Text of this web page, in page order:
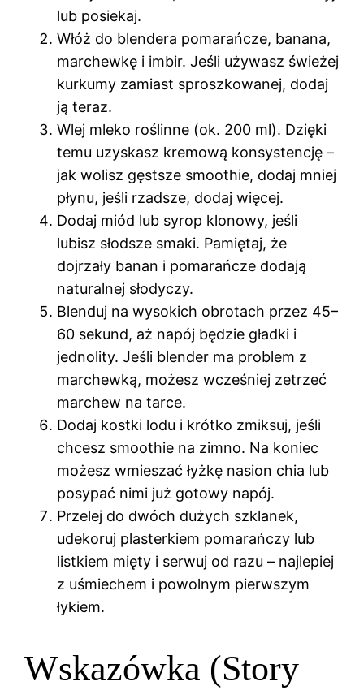
lub posiekaj.
Włóż do blendera pomarańcze, banana,
marchewkę i imbir. Jeśli używasz świeżej
kurkumy zamiast sproszkowanej, dodaj
ją teraz.
Wlej mleko roślinne (ok. 200 ml). Dzięki
temu uzyskasz kremową konsystencję –
jak wolisz gęstsze smoothie, dodaj mniej
płynu, jeśli rzadsze, dodaj więcej.
Dodaj miód lub syrop klonowy, jeśli
lubisz słodsze smaki. Pamiętaj, że
dojrzały banan i pomarańcze dodają
naturalnej słodyczy.
Blenduj na wysokich obrotach przez 45–
60 sekund, aż napój będzie gładki i
jednolity. Jeśli blender ma problem z
marchewką, możesz wcześniej zetrzeć
marchew na tarce.
Dodaj kostki lodu i krótko zmiksuj, jeśli
chcesz smoothie na zimno. Na koniec
możesz wmieszać łyżkę nasion chia lub
posypać nimi już gotowy napój.
Przelej do dwóch dużych szklanek,
udekoruj plasterkiem pomarańczy lub
listkiem mięty i serwuj od razu – najlepiej
z uśmiechem i powolnym pierwszym
łykiem.
Wskazówka (Story